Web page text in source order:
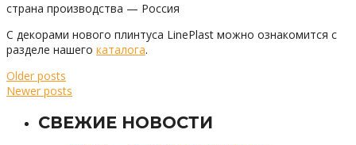
страна производства — Россия
С декорами нового плинтуса LinePlast можно ознакомится с
разделе нашего каталога.
Older posts
Newer posts
СВЕЖИЕ НОВОСТИ